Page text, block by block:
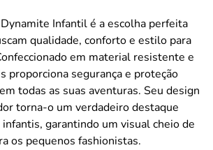
Infantil é a escolha perfeita
qualidade, conforto e estilo para
em material resistente e
proporciona segurança e proteção
todas as suas aventuras. Seu design
torna-o um verdadeiro destaque
garantindo um visual cheio de
os pequenos fashionistas.